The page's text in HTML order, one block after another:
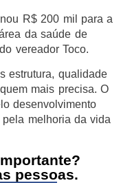
R$ 200 mil para a
da saúde de
vereador Toco.
estrutura, qualidade
mais precisa. O
desenvolvimento
melhoria da vida
pessoas.